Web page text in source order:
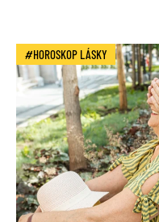
HOROSKOP LÁSKY